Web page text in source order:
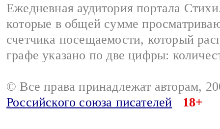
Ежедневная аудитория портала
которые в общей сумме
счетчика посещаемости, который
графе указано по две цифры:
© Все права принадлежат авторам,
Российского союза писателей
18+